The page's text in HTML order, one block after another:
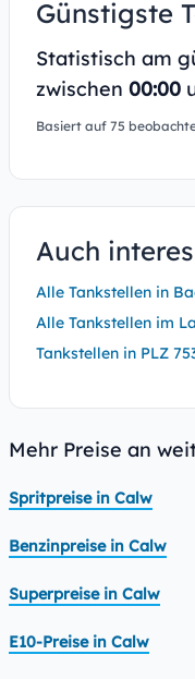
Günstigste
Statistisch am
zwischen 00:00
Basiert auf 75
Auch
Alle Tankstellen in
Alle Tankstellen im
Tankstellen in PLZ
Mehr Preise an
Spritpreise in Calw
Benzinpreise in Calw
Superpreise in Calw
E10-Preise in Calw